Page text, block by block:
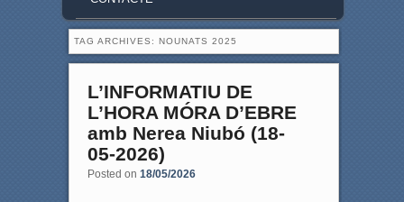
TAG ARCHIVES: NOUNATS 2025
L’INFORMATIU DE
L’HORA MÓRA D’EBRE
amb Nerea Niubó (18-
05-2026)
Posted on 18/05/2026